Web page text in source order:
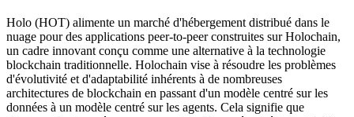
Holo (HOT) alimente un marché d'hébergement distribué dans le
nuage pour des applications peer-to-peer construites sur Holochain,
un cadre innovant conçu comme une alternative à la technologie
blockchain traditionnelle. Holochain vise à résoudre les problèmes
d'évolutivité et d'adaptabilité inhérents à de nombreuses
architectures de blockchain en passant d'un modèle centré sur les
données à un modèle centré sur les agents. Cela signifie que